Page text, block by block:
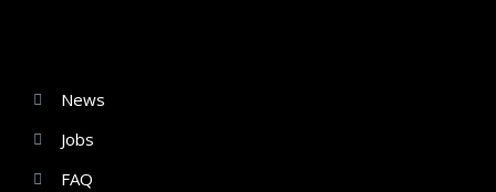
News
Jobs
FAQ